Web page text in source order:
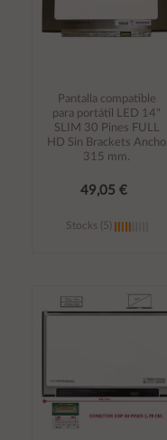
Pantalla compatible
para portátil LED 14"
SLIM 30 Pines FULL
HD Sin Brackets Ancho
315 mm.
49,05 €
Stocks (5)
carrito